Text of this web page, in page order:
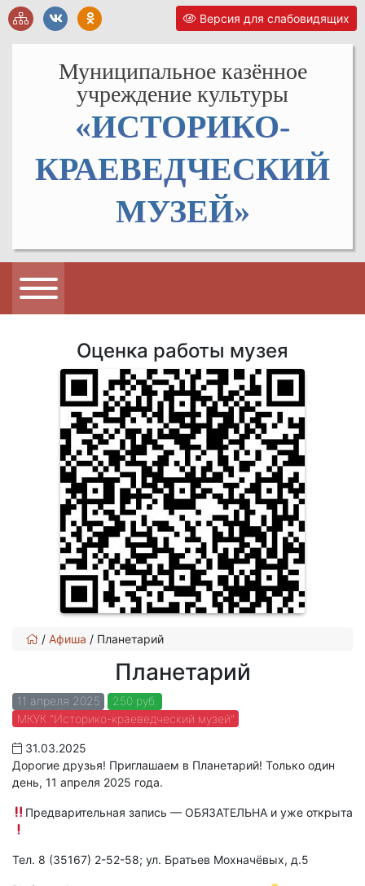
Версия для слабовидящих
Муниципальное казённое
учреждение культуры
«ИСТОРИКО-
КРАЕВЕДЧЕСКИЙ
МУЗЕЙ»
Оценка работы музея
/ Афиша / Планетарий
Планетарий
11 апреля 2025
250 руб.
МКУК "Историко-краеведческий музей"
31.03.2025
Дорогие друзья! Приглашаем в Планетарий! Только один
день, 11 апреля 2025 года.
Предварительная запись — ОБЯЗАТЕЛЬНА и уже открыта
Тел. 8 (35167) 2-52-58; ул. Братьев Мохначёвых, д.5